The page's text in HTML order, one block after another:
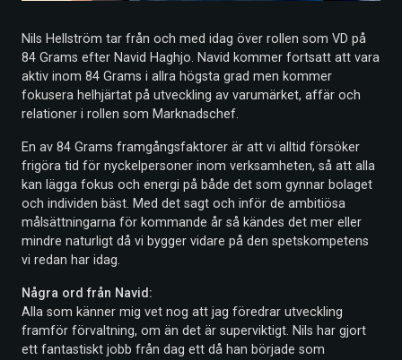
Nils Hellström tar från och med idag över rollen som VD på
84 Grams efter Navid Haghjo. Navid kommer fortsatt att vara
aktiv inom 84 Grams i allra högsta grad men kommer
fokusera helhjärtat på utveckling av varumärket, affär och
relationer i rollen som Marknadschef.
En av 84 Grams framgångsfaktorer är att vi alltid försöker
frigöra tid för nyckelpersoner inom verksamheten, så att alla
kan lägga fokus och energi på både det som gynnar bolaget
och individen bäst. Med det sagt och inför de ambitiösa
målsättningarna för kommande år så kändes det mer eller
mindre naturligt då vi bygger vidare på den spetskompetens
vi redan har idag.
Några ord från Navid:
Alla som känner mig vet nog att jag föredrar utveckling
framför förvaltning, om än det är superviktigt. Nils har gjort
ett fantastiskt jobb från dag ett då han började som